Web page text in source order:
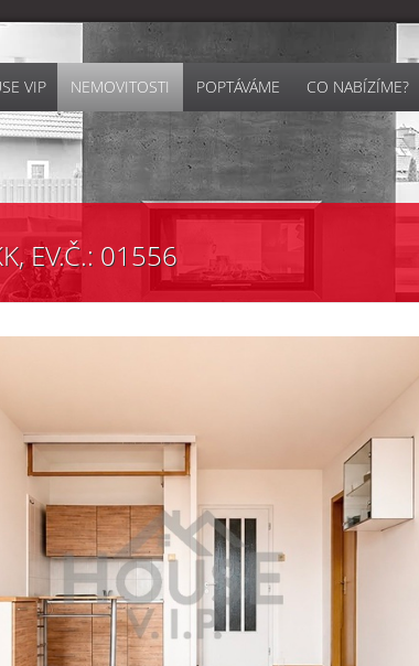
VIP NEMOVITOSTI POPTÁVÁME CO NABÍZÍME?
EV.Č.: 01556